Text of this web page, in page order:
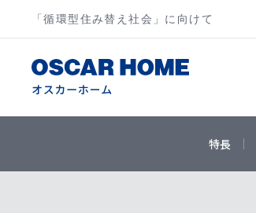
「循環型住み替え社会」に向けて
特長